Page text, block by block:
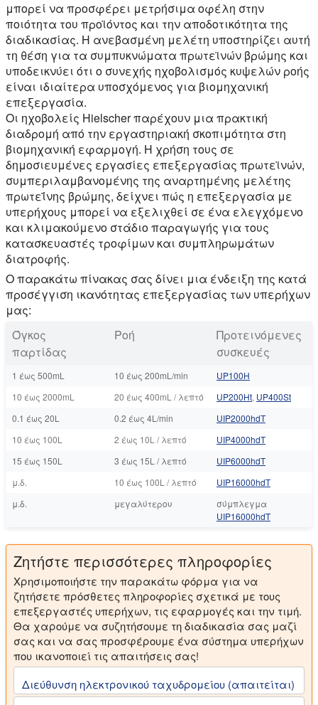
μπορεί να προσφέρει μετρήσιμα οφέλη στην
ποιότητα του προϊόντος και την αποδοτικότητα της
διαδικασίας. Η ανεβασμένη μελέτη υποστηρίζει αυτή
τη θέση για τα συμπυκνώματα πρωτεϊνών βρώμης και
υποδεικνύει ότι ο συνεχής ηχοβολισμός κυψελών ροής
είναι ιδιαίτερα υποσχόμενος για βιομηχανική
επεξεργασία.
Οι ηχοβολείς Hielscher παρέχουν μια πρακτική
διαδρομή από την εργαστηριακή σκοπιμότητα στη
βιομηχανική εφαρμογή. Η χρήση τους σε
δημοσιευμένες εργασίες επεξεργασίας πρωτεϊνών,
συμπεριλαμβανομένης της αναρτημένης μελέτης
πρωτεΐνης βρώμης, δείχνει πώς η επεξεργασία με
υπερήχους μπορεί να εξελιχθεί σε ένα ελεγχόμενο
και κλιμακούμενο στάδιο παραγωγής για τους
κατασκευαστές τροφίμων και συμπληρωμάτων
διατροφής.
Ο παρακάτω πίνακας σας δίνει μια ένδειξη της κατά
προσέγγιση ικανότητας επεξεργασίας των υπερήχων
μας:
Όγκος
παρτίδας
Ροή
Προτεινόμενες
συσκευές
1 έως 500mL 10 έως 200mL/min
UP100Η
10 έως 2000mL
20 έως 400mL / λεπτό UP200Ht, UP400St
0.1 έως 20L
0.2 έως 4L/min
UIP2000hdT
10 έως 100L
2 έως 10L / λεπτό
UIP4000hdT
15 έως 150L
3 έως 15L / λεπτό
UIP6000hdT
μ.δ.
10 έως 100L / λεπτό
UIP16000hdT
μ.δ.
μεγαλύτερου
σύμπλεγμα
UIP16000hdT
Ζητήστε περισσότερες πληροφορίες
Χρησιμοποιήστε την παρακάτω φόρμα για να
ζητήσετε πρόσθετες πληροφορίες σχετικά με τους
επεξεργαστές υπερήχων, τις εφαρμογές και την τιμή.
Θα χαρούμε να συζητήσουμε τη διαδικασία σας μαζί
σας και να σας προσφέρουμε ένα σύστημα υπερήχων
που ικανοποιεί τις απαιτήσεις σας!
Διεύθυνση ηλεκτρονικού ταχυδρομείου (απαιτείται)